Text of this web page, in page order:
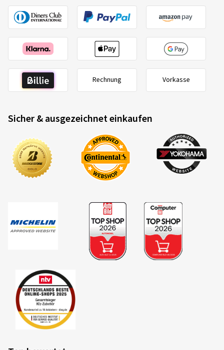
Rechnung Vorkasse
Sicher & ausgezeichnet einkaufen